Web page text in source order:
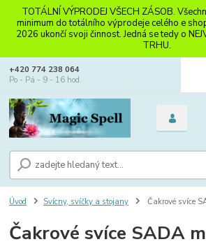
TOTÁLNÍ VÝPRODEJ VŠECH ZÁSOB.
minimum do totálního výprodeje celého e
2026 ukončí svoji činnost. Jedná se tedy o
TRHU.
+420 774 238 064
Po - Pá - 9 - 16 hod.
Úvod Svícny, svíčky a stojany Čakrové svíce
Čakrové svíce SADA